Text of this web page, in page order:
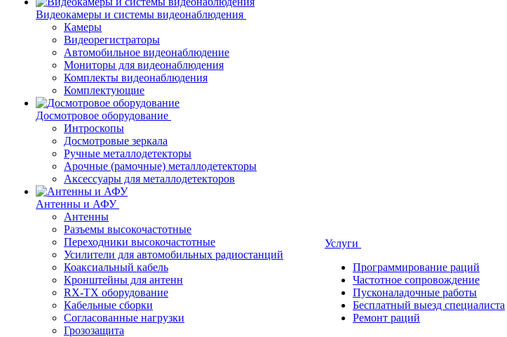
Видеокамеры и системы видеонаблюдения
Камеры
Видеорегистраторы
Автомобильное видеонаблюдение
Мониторы для видеонаблюдения
Комплекты видеонаблюдения
Комплектующие
Досмотровое оборудование
Интроскопы
Досмотровые зеркала
Ручные металлодетекторы
Арочные (рамочные) металлодетекторы
Аксессуары для металлодетекторов
Антенны и АФУ
Антенны
Разъемы высокочастотные
Переходники высокочастотные
Усилители для автомобильных радиостанций
Коаксиальный кабель
Кронштейны для антенн
RX-TX оборудование
Кабельные сборки
Согласованные нагрузки
Грозозащита
Услуги
Программирование раций
Частотное сопровождение
Пусконаладочные работы
Бесплатный выезд специалиста
Ремонт раций